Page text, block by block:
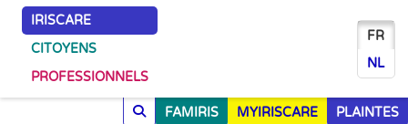
IRISCARE
CITOYENS
PROFESSIONNELS
FR
NL
FAMIRIS MYIRISCARE PLAINTES